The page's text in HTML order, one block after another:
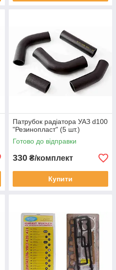
Патрубок радіатора УАЗ d100
"Резинопласт" (5 шт.)
Готово до відправки
330 ₴/комплект
Купити